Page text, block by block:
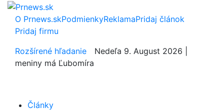
O Prnews.skPodmienkyReklamaPridaj článok
Pridaj firmu
Rozšírené hľadanie
Nedeľa 9. August 2026 |
meniny má Ľubomíra
Články